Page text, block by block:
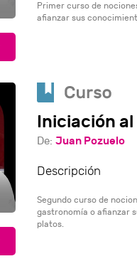
Primer curso de
afianzar sus
Iniciación
De: Juan Pozuelo
Descripción
Segundo curso de
gastronomía o afianzar
platos.